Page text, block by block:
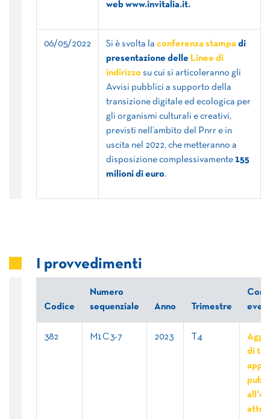
web www.invitalia.it.
06/05/2022 Si è svolta la conferenza stampa di
presentazione delle Linee di
indirizzo su cui si articoleranno gli
Avvisi pubblici a supporto della
transizione digitale ed ecologica per
gli organismi culturali e creativi,
previsti nell’ambito del Pnrr e in
uscita nel 2022, che metteranno a
disposizione complessivamente 155
milioni di euro.
I provvedimenti
Codice
Numero
sequenziale
Anno Trimestre
382 M1C3-7 2023 T4
di